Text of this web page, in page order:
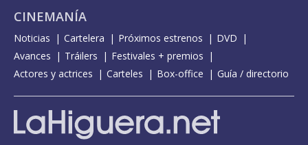
CINEMANÍA
Noticias Cartelera Próximos estrenos
DVD
Avances
Tráilers
Festivales + premios
Actores y actrices
Carteles Box-office Guía / directorio